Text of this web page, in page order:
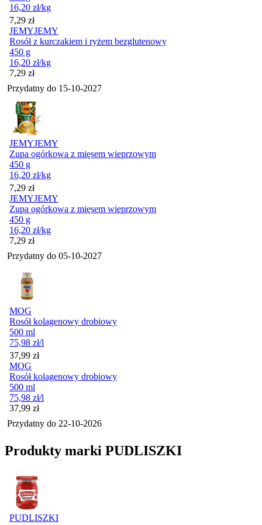
16,20 zł/kg
Cena
7,29 zł
JEMYJEMY
Rosół z kurczakiem i ryżem bezglutenowy
450 g
16,20 zł/kg
Cena
7,29 zł
Przydatny do 15-10-2027
JEMYJEMY
Zupa ogórkowa z mięsem wieprzowym
450 g
16,20 zł/kg
Cena
7,29 zł
JEMYJEMY
Zupa ogórkowa z mięsem wieprzowym
450 g
16,20 zł/kg
Cena
7,29 zł
Przydatny do 05-10-2027
MOG
Rosół kolagenowy drobiowy
500 ml
75,98 zł/l
Cena
37,99 zł
MOG
Rosół kolagenowy drobiowy
500 ml
75,98 zł/l
Cena
37,99 zł
Przydatny do 22-10-2026
Produkty marki PUDLISZKI
PUDLISZKI